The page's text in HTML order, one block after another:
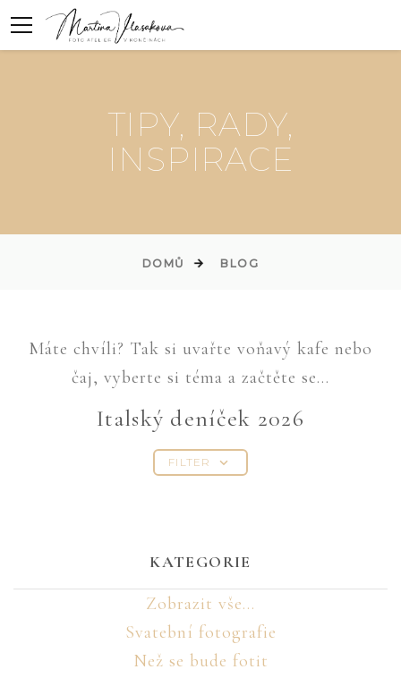
TIPY, RADY,
INSPIRACE
DOMŮ BLOG
Máte chvíli? Tak si uvařte voňavý kafe nebo
čaj, vyberte si téma a začtěte se...
Italský deníček 2026
FILTER
KATEGORIE
Zobrazit vše...
Svatební fotografie
Než se bude fotit